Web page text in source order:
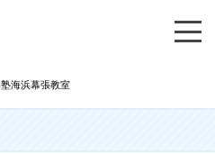
海浜幕張教室